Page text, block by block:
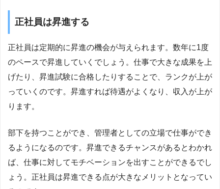
正社員は昇進する
正社員は定期的に昇進の機会が与えられます。数年に1度
のペースで昇進していくでしょう。仕事で大きな成果を上
げたり、昇進試験に合格したりすることで、ランクが上が
っていくのです。昇進すれば待遇がよくなり、収入が上が
ります。
部下を持つことができ、管理者としての立場で仕事ができ
るようになるのです。昇進できるチャンスがあるとわかれ
ば、仕事に対してモチベーションを出すことができるでし
ょう。正社員は昇進できる点が大きなメリットとなってい